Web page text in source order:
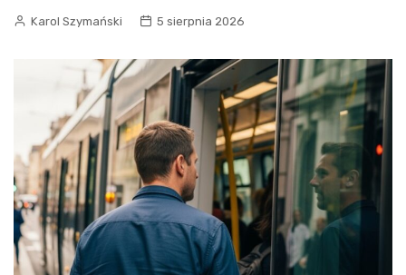
Karol Szymański 5 sierpnia 2026